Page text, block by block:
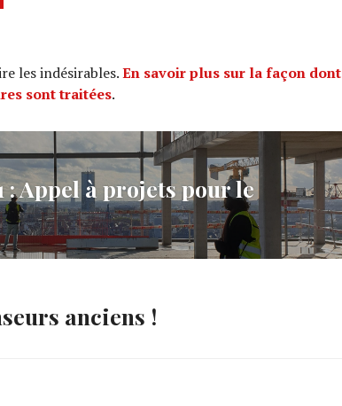
les indésirables.En savoir plus sur la façon dont
sont traitées.
: Appel à projets pour le
anciens !